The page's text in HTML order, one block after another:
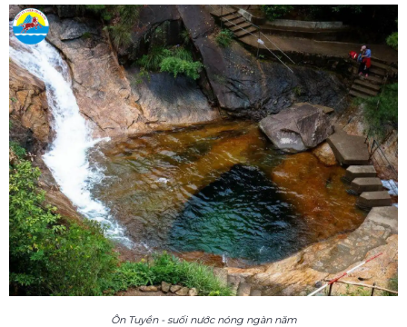
Ôn Tuyền - suối nước nóng ngàn năm